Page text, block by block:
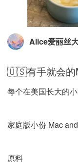
Alice爱丽丝
🇺🇸有手就会的
每个在美国长大的
家庭版小份 Mac
原料